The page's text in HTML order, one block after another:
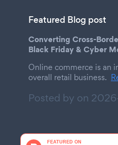
Featured Blog post
Converting Cross-
Black Friday & Cyber
Online commerce is an
overall retail business.
Posted by on